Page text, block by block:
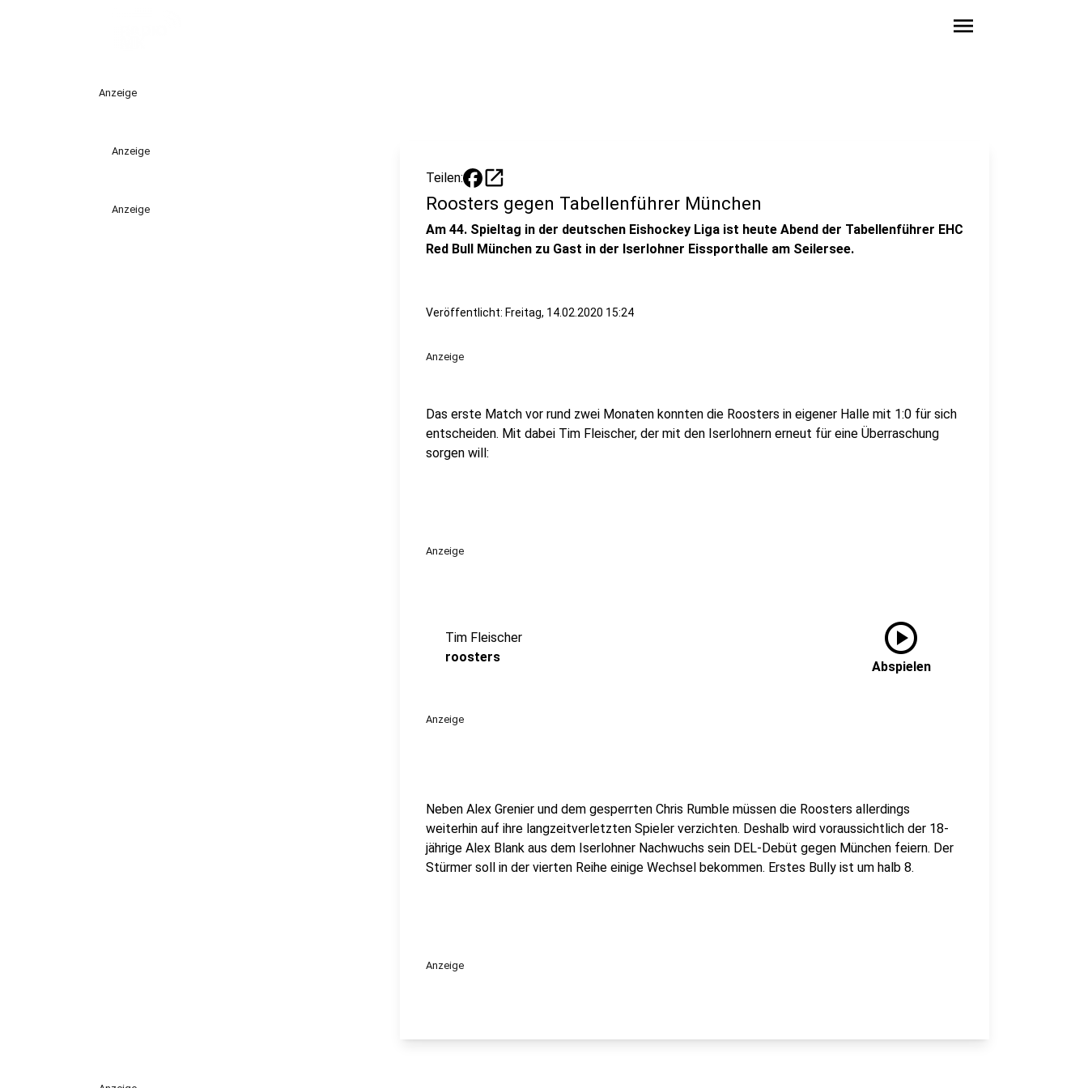
menu
Anzeige
Anzeige
Anzeige
Teilen: open_in_new
Roosters gegen Tabellenführer München
Am 44. Spieltag in der deutschen Eishockey Liga ist heute Abend der Tabellenführer EHC
Red Bull München zu Gast in der Iserlohner Eissporthalle am Seilersee.
Veröffentlicht: Freitag, 14.02.2020 15:24
Anzeige
Das erste Match vor rund zwei Monaten konnten die Roosters in eigener Halle mit 1:0 für sich
entscheiden. Mit dabei Tim Fleischer, der mit den Iserlohnern erneut für eine Überraschung
sorgen will:
Anzeige
Tim Fleischer
roosters
play_circle
Abspielen
Anzeige
Neben Alex Grenier und dem gesperrten Chris Rumble müssen die Roosters allerdings
weiterhin auf ihre langzeitverletzten Spieler verzichten. Deshalb wird voraussichtlich der 18-
jährige Alex Blank aus dem Iserlohner Nachwuchs sein DEL-Debüt gegen München feiern. Der
Stürmer soll in der vierten Reihe einige Wechsel bekommen. Erstes Bully ist um halb 8.
Anzeige